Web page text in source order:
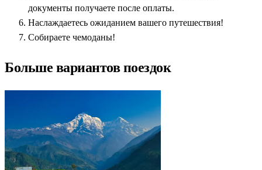
документы получаете после оплаты.
Наслаждаетесь ожиданием вашего путешествия!
Собираете чемоданы!
Больше вариантов поездок